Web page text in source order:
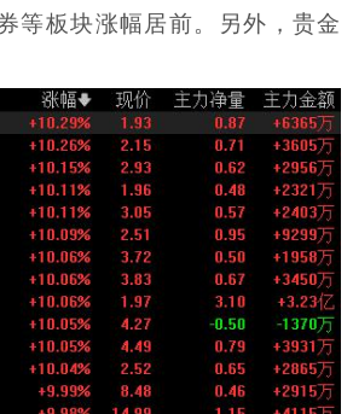
等板块涨幅居前。另外，贵金